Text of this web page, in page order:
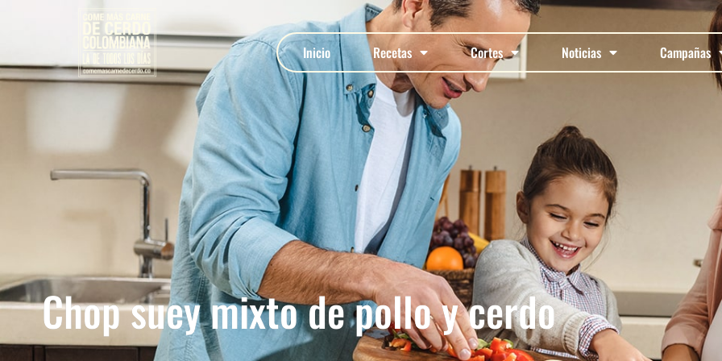
Inicio Recetas Cortes Noticias Campañas
Chop suey mixto de pollo y cerdo